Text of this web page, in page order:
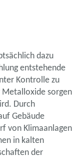
dazu
entstehende
Kontrolle zu
sorgen
Durch
Gebäude
von Klimaanlagen
in kalten
der